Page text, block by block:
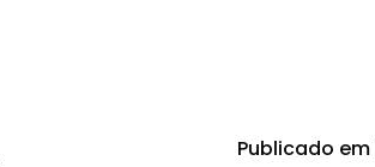
Publicado em